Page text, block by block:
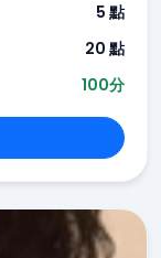
5 點
20 點
100分